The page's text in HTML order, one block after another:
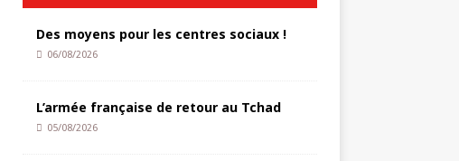
Des moyens pour les centres sociaux !
06/08/2026
L’armée française de retour au Tchad
05/08/2026